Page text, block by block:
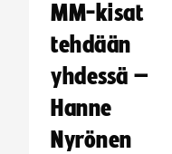
MM-kisat
tehdään
yhdessä –
Hanne
Nyrönen